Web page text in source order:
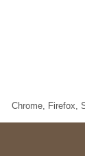
Chrome, Firefox,